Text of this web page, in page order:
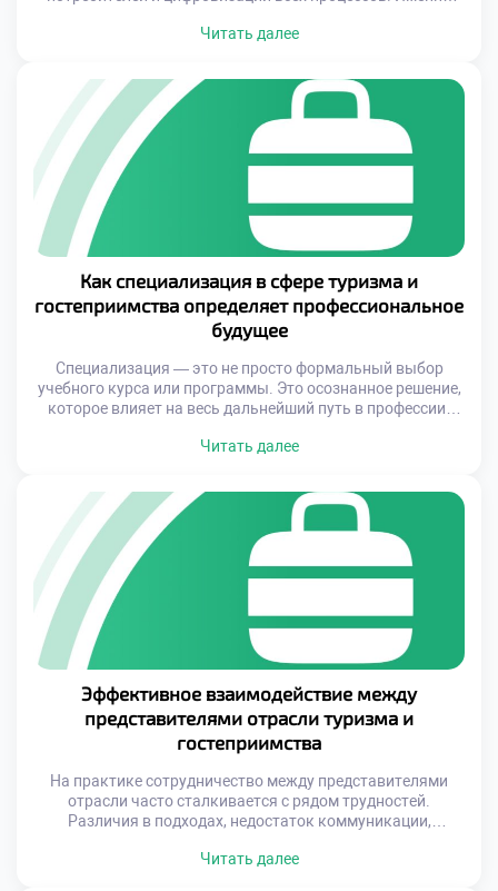
себя задачу адаптироваться к этим переменам, сохраняя
ответственность перед обществом. Их работа выходит за
рамки обслуживания — она формирует представление о
стране, регионе и […]
Читать далее
Как специализация в сфере туризма и
гостеприимства определяет профессиональное
будущее
Специализация — это не просто формальный выбор
учебного курса или программы. Это осознанное решение,
которое влияет на весь дальнейший путь в профессии.
квалификации, расширяет возможности для
карьерный рост. Современный рынок труда требует не
только общих навыков, но и узких экспертиз, способных
решать конкретные […]
Читать далее
Эффективное взаимодействие между
представителями отрасли туризма и
гостеприимства
На практике сотрудничество между представителями
отрасли часто сталкивается с рядом трудностей.
Различия в подходах, недостаток коммуникации,
привести к дублированию усилий, снижению уровня
Читать далее